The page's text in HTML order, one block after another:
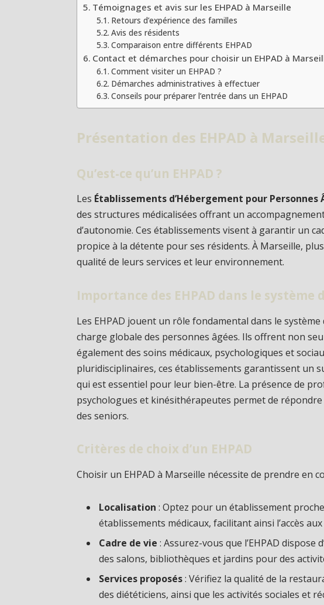
Témoignages et avis sur les EHPAD à Marseille
Retours d’expérience des familles
Avis des résidents
Comparaison entre différents EHPAD
Contact et démarches pour choisir un EHPAD à
Comment visiter un EHPAD ?
Démarches administratives à effectuer
Conseils pour préparer l’entrée dans un EHPAD
Présentation des EHPAD à
Qu’est-ce qu’un EHPAD ?
Les Établissements d’Hébergement pour Personnes
des structures médicalisées offrant un
d’autonomie. Ces établissements visent à garantir un
propice à la détente pour ses résidents. À Marseille,
qualité de leurs services et leur environnement.
Importance des EHPAD dans le système
Les EHPAD jouent un rôle fondamental dans le
charge globale des personnes âgées. Ils offrent non
également des soins médicaux, psychologiques et
pluridisciplinaires, ces établissements garantissent un
qui est essentiel pour leur bien-être. La présence de
psychologues et kinésithérapeutes permet de
des seniors.
Critères de choix d’un EHPAD
Choisir un EHPAD à Marseille nécessite de prendre en
Localisation : Optez pour un établissement
établissements médicaux, facilitant ainsi l’accès
Cadre de vie : Assurez-vous que l’EHPAD dispose
des salons, bibliothèques et jardins pour des
Services proposés: Vérifiez la qualité de la
des diététiciens, ainsi que les activités sociales et